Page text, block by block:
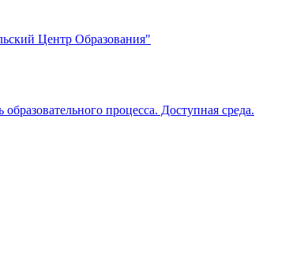
Центр Образования"
процесса. Доступная среда.